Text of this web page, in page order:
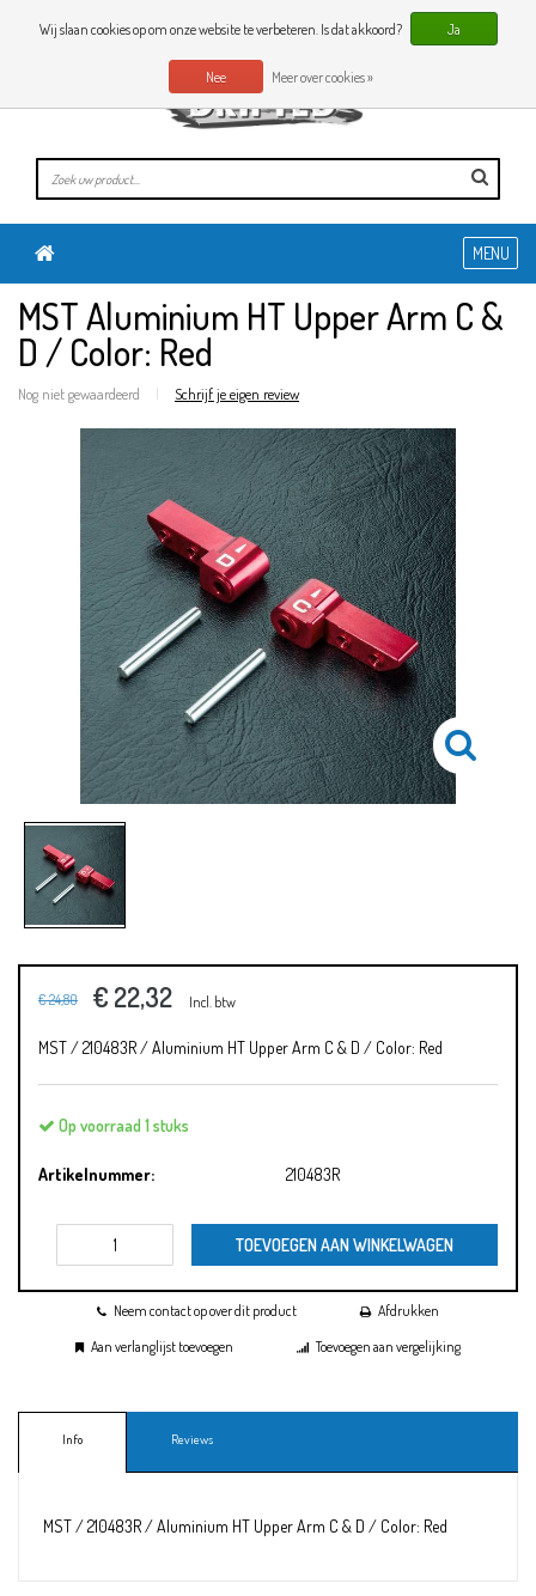
0 Artikelen
NL
MENU
MST Aluminium HT Upper Arm C &
D / Color: Red
Nog niet gewaardeerd | Schrijf je eigen review
€ 24,80 € 22,32 Incl. btw
MST / 210483R / Aluminium HT Upper Arm C & D / Color: Red
Op voorraad 1 stuks
Artikelnummer: 210483R
TOEVOEGEN AAN WINKELWAGEN
Neem contact op over dit product
Afdrukken
Aan verlanglijst toevoegen
Toevoegen aan vergelijking
Info Reviews
MST / 210483R / Aluminium HT Upper Arm C & D / Color: Red
Wij slaan cookies op om onze website te verbeteren. Is dat akkoord? Ja
Nee Meer over cookies »